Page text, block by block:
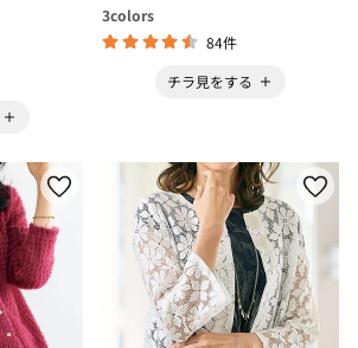
3colors
84件
チラ見をする